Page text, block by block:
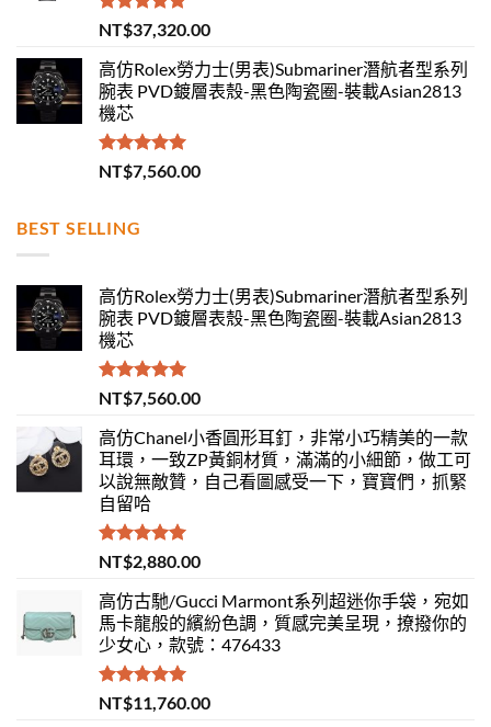
評分5.00
滿分 5
NT$37,320.00
高仿Rolex勞力士(男表)Submariner潛航者型系列
腕表 PVD鍍層表殼-黑色陶瓷圈-裝載Asian2813
機芯
評分 5.00
滿分 5
NT$7,560.00
BEST SELLING
高仿Rolex勞力士(男表)Submariner潛航者型系列
腕表 PVD鍍層表殼-黑色陶瓷圈-裝載Asian2813
機芯
評分 5.00
滿分 5
NT$7,560.00
高仿Chanel小香圓形耳釘，非常小巧精美的一款
耳環，一致ZP黃銅材質，滿滿的小細節，做工可
以說無敵贊，自己看圖感受一下，寶寶們，抓緊
自留哈
評分 5.00
滿分 5
NT$2,880.00
高仿古馳/Gucci Marmont系列超迷你手袋，宛如
馬卡龍般的繽紛色調，質感完美呈現，撩撥你的
少女心，款號：476433
評分5.00
滿分 5
NT$11,760.00